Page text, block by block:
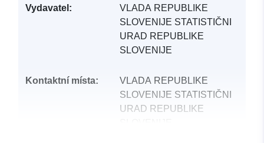
Vydavatel:
VLADA REPUBLIKE
SLOVENIJE STATISTIČNI
URAD REPUBLIKE
SLOVENIJE
Kontaktní místa:
VLADA REPUBLIKE
SLOVENIJE STATISTIČNI
URAD REPUBLIKE